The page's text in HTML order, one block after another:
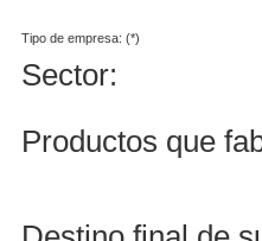
Tipo de empresa: (*)
Sector:
Productos que